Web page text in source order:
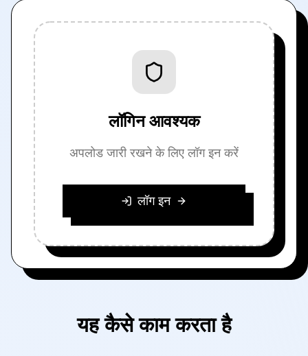
लॉगिन आवश्यक
अपलोड जारी रखने के लिए लॉग इन करें
लॉग इन
यह कैसे काम करता है